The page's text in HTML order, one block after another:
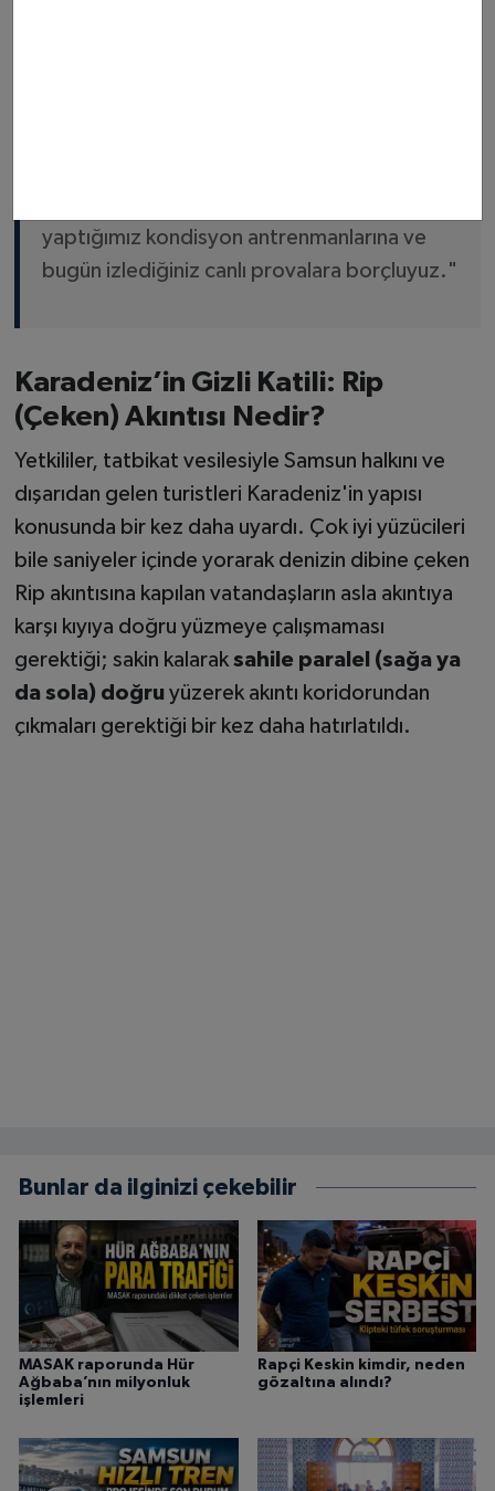
yaptığımız kondisyon antrenmanlarına ve
bugün izlediğiniz canlı provalara borçluyuz."
Karadeniz’in Gizli Katili: Rip
(Çeken) Akıntısı Nedir?
Yetkililer, tatbikat vesilesiyle Samsun halkını ve
dışarıdan gelen turistleri Karadeniz'in yapısı
konusunda bir kez daha uyardı. Çok iyi yüzücileri
bile saniyeler içinde yorarak denizin dibine çeken
Rip akıntısına kapılan vatandaşların asla akıntıya
karşı kıyıya doğru yüzmeye çalışmaması
gerektiği; sakin kalarak sahile paralel (sağa ya
da sola) doğruyüzerek akıntı koridorundan
çıkmaları gerektiği bir kez daha hatırlatıldı.
Bunlar da ilginizi çekebilir
MASAK raporunda Hür
Ağbaba’nın milyonluk
işlemleri
Rapçi Keskin kimdir, neden
gözaltına alındı?